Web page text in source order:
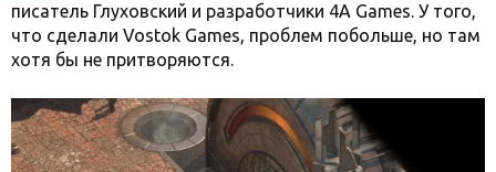
писатель Глуховский и разработчики 4A Games. У того,
что сделали Vostok Games, проблем побольше, но там
хотя бы не притворяются.